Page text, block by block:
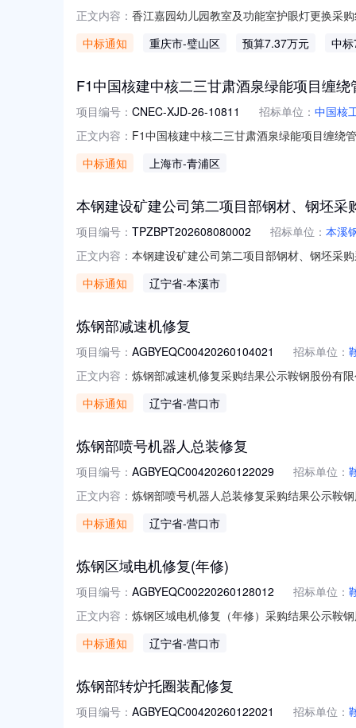
正文内容： 香江嘉园幼儿园教室及功能室护眼灯更换采
结果中标（成交）成交金额70,700元成交
中标通知 重庆市-璧山区 预算7.37万元 中
F1中国核建中核二三甘肃酒泉绿能项目缠
项目编号： CNEC-XJD-26-10811 招标单位： 中国核
正文内容： F1中国核建中核二三甘肃酒泉绿能项目缠绕
结束，现将中选结果公告如下：序号项目
中标通知 上海市-青浦区
本钢建设矿建公司第二项目部钢材、钢坯采
项目编号： TPZBPT202608080002 招标单位： 本溪
正文内容： 本钢建设矿建公司第二项目部钢材、钢坯采
铁（集团）建设有限责任公司项目管理部联
中标通知 辽宁省-本溪市
炼钢部减速机修复
项目编号： AGBYEQC00420260104021 招标单位：
正文内容： 炼钢部减速机修复采购结果公示鞍钢股份有
中标通知 辽宁省-营口市
炼钢部喷号机器人总装修复
项目编号： AGBYEQC00420260122029 招标单位：
正文内容： 炼钢部喷号机器人总装修复采购结果公示鞍
附件：
中标通知 辽宁省-营口市
炼钢区域电机修复(年修)
项目编号： AGBYEQC00220260128012 招标单位：
正文内容： 炼钢区域电机修复（年修）采购结果公示鞍
中标通知 辽宁省-营口市
炼钢部转炉托圈装配修复
项目编号： AGBYEQC00420260122021 招标单位：